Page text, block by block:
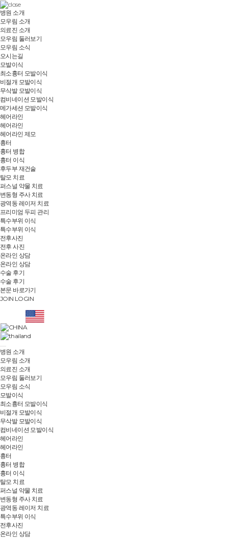
병원 소개
모우림 소개
의료진 소개
모우림 둘러보기
모우림 소식
오시는길
모발이식
최소흉터 모발이식
비절개 모발이식
무삭발 모발이식
컴비네이션 모발이식
메가세션 모발이식
헤어라인
헤어라인
헤어라인 제모
흉터
흉터 병합
흉터 이식
후두부 재건술
탈모 치료
퍼스널 약물 치료
변동형 주사 치료
광역동 레이저 치료
프리미엄 두피 관리
특수부위 이식
특수부위 이식
전후사진
전후 사진
온라인 상담
온라인 상담
수술 후기
수술 후기
본문 바로가기
JOIN LOGIN
병원 소개
모우림 소개
의료진 소개
모우림 둘러보기
모우림 소식
모발이식
최소흉터 모발이식
비절개 모발이식
무삭발 모발이식
컴비네이션 모발이식
헤어라인
헤어라인
흉터
흉터 병합
흉터 이식
탈모 치료
퍼스널 약물 치료
변동형 주사 치료
광역동 레이저 치료
특수부위 이식
전후사진
온라인 상담